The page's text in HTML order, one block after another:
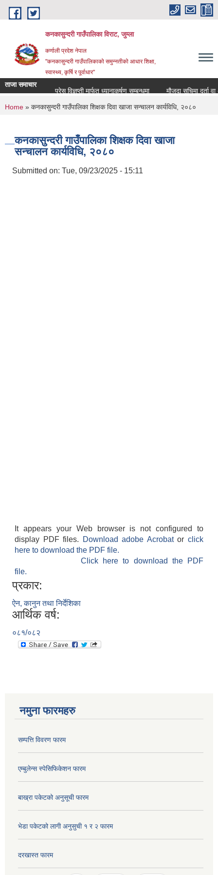
Skip to main content
कनकासुन्दरी गाउँपालिका विराट, जुम्ला
कर्णाली प्रदेश नेपाल
"कनकासुन्दरी गाउँपालिकाको समुन्नतीको आधार शिक्षा,
स्वास्थ्य, कृर्षि र पूर्वाधार"
ताजा समाचार
प्रेस विज्ञप्ती मार्फत ध्यानाकर्षण सम्बन्धमा
मौजुदा सुचिमा दर्ता वा
You are here
Home » कनकासुन्दरी गाउँपालिका शिक्षक दिवा खाजा सन्चालन कार्यविधि, २०८०
कनकासुन्दरी गाउँपालिका शिक्षक दिवा खाजा
सन्चालन कार्यविधि, २०८०
Submitted on: Tue, 09/23/2025 - 15:11
It appears your Web browser is not configured to
display PDF files.
Download adobe Acrobatorclick
here to download the PDF file.
Click here to download the PDF
file.
प्रकार:
ऐन, कानुन तथा निर्देशिका
आर्थिक वर्ष:
०८१/०८२
नमुना फारमहरु
सम्पत्ति विवरण फारम
एम्बुलेन्स स्पेसिफिकेशन फारम
बाख्रा पकेटको अनुसूची फारम
भेडा पकेटको लागी अनुसुची १ र २ फारम
दरखास्त फारम